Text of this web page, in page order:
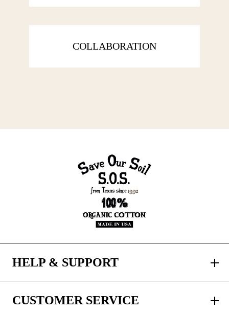
COLLABORATION
HELP & SUPPORT
CUSTOMER SERVICE